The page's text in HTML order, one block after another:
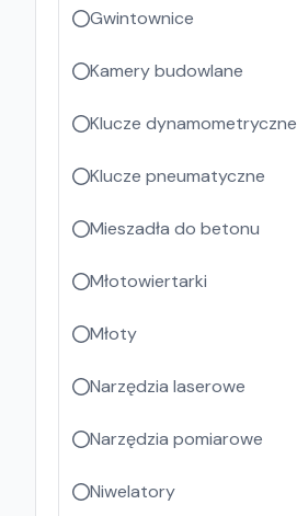
Gwintownice
Kamery budowlane
Klucze dynamometryczne
Klucze pneumatyczne
Mieszadła do betonu
Młotowiertarki
Młoty
Narzędzia laserowe
Narzędzia pomiarowe
Niwelatory